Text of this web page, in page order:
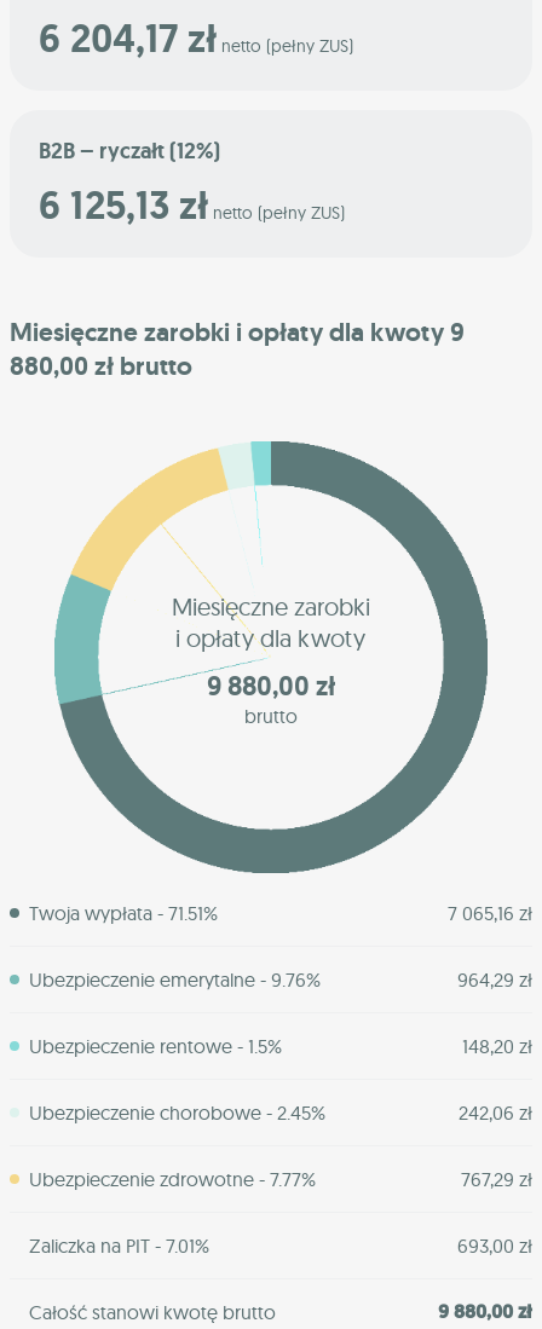
6 204,17 zł netto (pełny ZUS)
B2B – ryczałt (12%)
6 125,13 zł netto (pełny ZUS)
Miesięczne zarobki i opłaty dla kwoty 9
880,00 zł brutto
Miesięczne zarobki
i opłaty dla kwoty
9 880,00 zł
brutto
Twoja wypłata - 71.51% 7 065,16 zł
Ubezpieczenie emerytalne - 9.76% 964,29 zł
Ubezpieczenie rentowe - 1.5% 148,20 zł
Ubezpieczenie chorobowe - 2.45% 242,06 zł
Ubezpieczenie zdrowotne - 7.77% 767,29 zł
Zaliczka na PIT - 7.01% 693,00 zł
Całość stanowi kwotę brutto 9 880,00 zł